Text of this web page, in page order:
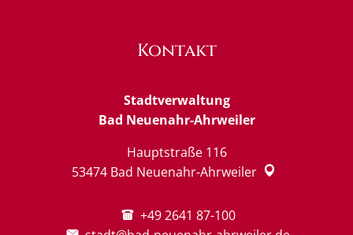
Kontakt
Stadtverwaltung
Bad Neuenahr-Ahrweiler
Hauptstraße 116
53474 Bad Neuenahr-Ahrweiler
+49 2641 87-100